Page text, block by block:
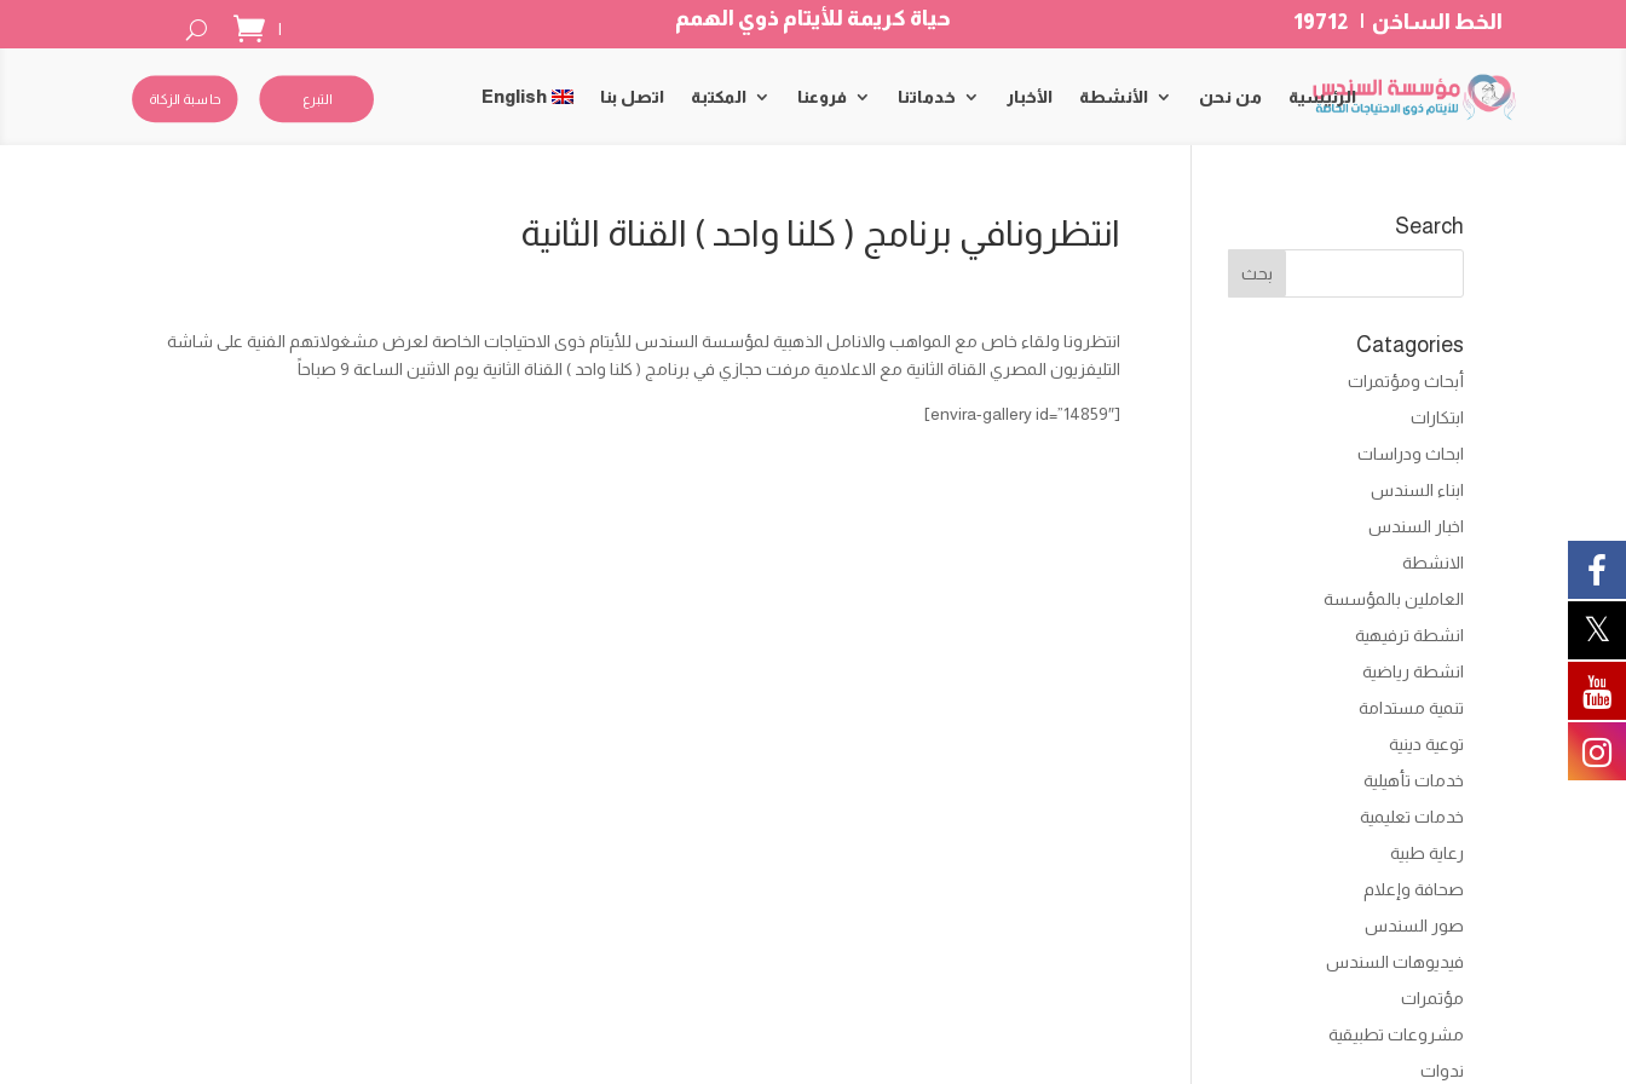
| حياة كريمة للأيتام ذوي الهمم الخط الساخن | 19712
التبرع حاسبة الزكاة الرئيسية من نحن الأنشطة الأخبار خدماتنا فروعنا المكتبة اتصل بنا English
انتظرونافي برنامج ( كلنا واحد ) القناة الثانية
انتظرونا ولقاء خاص مع المواهب والانامل الذهبية لمؤسسة السندس للأيتام ذوى الاحتياجات الخاصة لعرض مشغولاتهم الفنية على شاشة
التليفزيون المصري القناة الثانية مع الاعلامية مرفت حجازي في برنامج ( كلنا واحد ) القناة الثانية يوم الاثنين الساعة 9 صباحاً
[envira-gallery id=”14859″]
Search
Catagories
أبحاث ومؤتمرات
ابتكارات
ابحاث ودراسات
ابناء السندس
اخبار السندس
الانشطة
العاملين بالمؤسسة
انشطة ترفيهية
انشطة رياضية
تنمية مستدامة
توعية دينية
خدمات تأهيلية
خدمات تعليمية
رعاية طبية
صحافة وإعلام
صور السندس
فيديوهات السندس
مؤتمرات
مشروعات تطبيقية
ندوات